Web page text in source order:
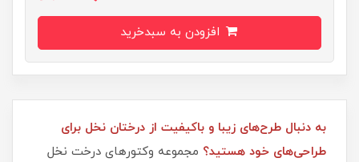
به دنبال طرح‌های زیبا و باکیفیت از درختان نخل برای
طراحی‌های خود هستید؟ مجموعه وکتورهای درخت نخل